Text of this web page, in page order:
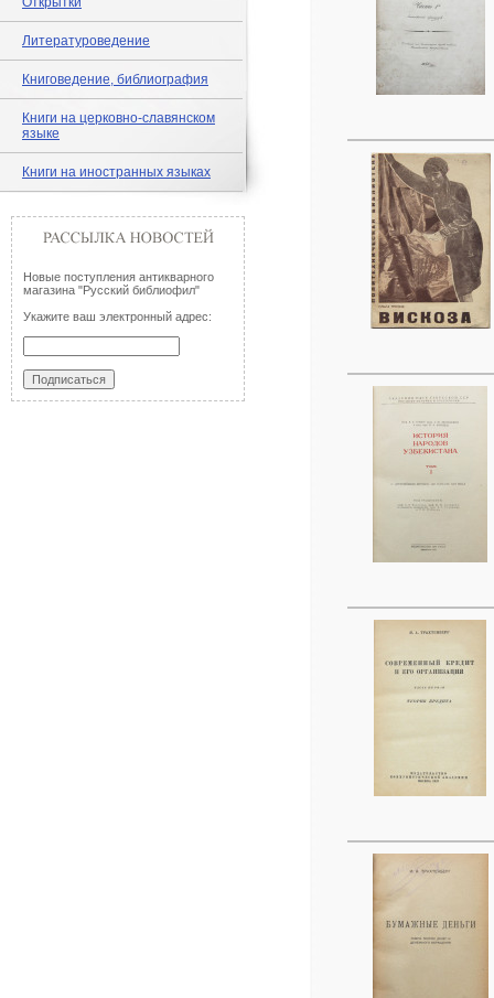
Литературоведение
Книговедение, библиография
Книги на церковно-славянском
языке
Книги на иностранных языках
Новые поступления антикварного
магазина "Русский библиофил"
Укажите ваш электронный адрес: